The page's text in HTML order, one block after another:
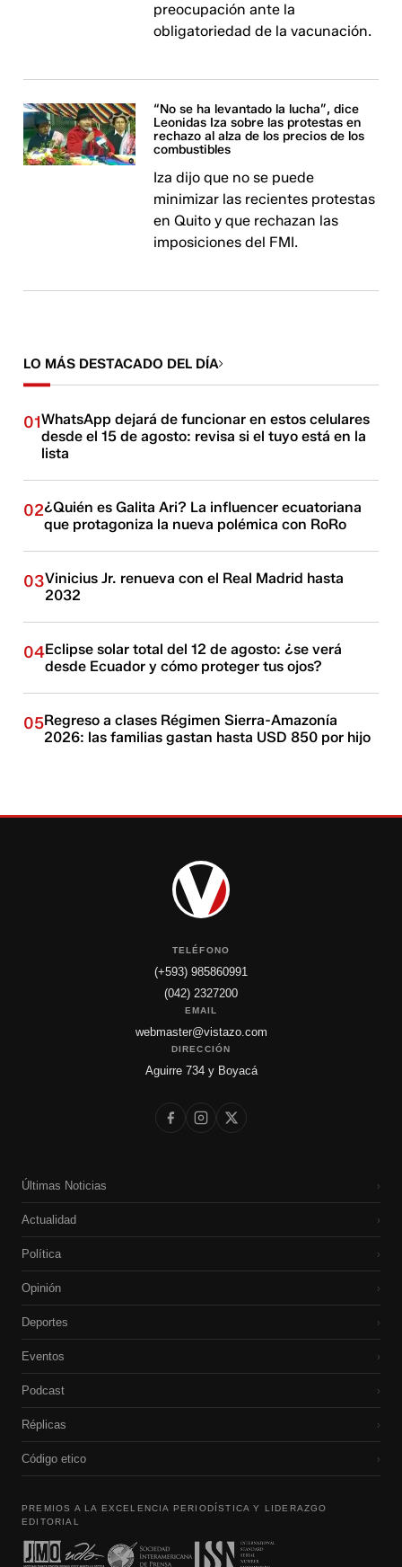
preocupación ante la
obligatoriedad de la vacunación.
“No se ha levantado la lucha”, dice
Leonidas Iza sobre las protestas en
rechazo al alza de los precios de los
combustibles
Iza dijo que no se puede
minimizar las recientes protestas
en Quito y que rechazan las
imposiciones del FMI.
LO MÁS DESTACADO DEL DÍA
01WhatsApp dejará de funcionar en estos celulares
desde el 15 de agosto: revisa si el tuyo está en la
lista
02¿Quién es Galita Ari? La influencer ecuatoriana
que protagoniza la nueva polémica con RoRo
03Vinicius Jr. renueva con el Real Madrid hasta
2032
04Eclipse solar total del 12 de agosto: ¿se verá
desde Ecuador y cómo proteger tus ojos?
05Regreso a clases Régimen Sierra-Amazonía
2026: las familias gastan hasta USD 850 por hijo
TELÉFONO
(+593) 985860991
(042) 2327200
EMAIL
webmaster@vistazo.com
DIRECCIÓN
Aguirre 734 y Boyacá
Últimas Noticias ›
Actualidad ›
Política ›
Opinión ›
Deportes ›
Eventos ›
Podcast ›
Réplicas ›
Código etico ›
PREMIOS A LA EXCELENCIA PERIODÍSTICA Y LIDERAZGO
EDITORIAL